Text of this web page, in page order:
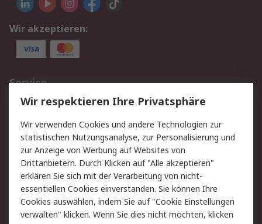
Wir akzeptieren:
Service
Value Added Services
Lieferlösungen
Rücksendungen
Kontakt
Hilfe
Rechtliches
AGB
Datenschutz
Cookie-Richtlinie
Zahlungsbedingungen
Wir respektieren Ihre Privatsphäre
Wir verwenden Cookies und andere Technologien zur
statistischen Nutzungsanalyse, zur Personalisierung und
zur Anzeige von Werbung auf Websites von
Drittanbietern. Durch Klicken auf "Alle akzeptieren"
erklären Sie sich mit der Verarbeitung von nicht-
essentiellen Cookies einverstanden. Sie können Ihre
Cookies auswählen, indem Sie auf "Cookie Einstellungen
verwalten" klicken. Wenn Sie dies nicht möchten, klicken